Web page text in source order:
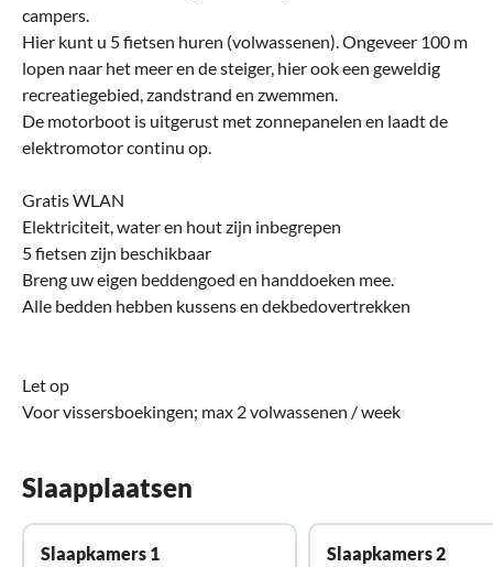
campers.
Hier kunt u 5 fietsen huren (volwassenen). Ongeveer 100 m
lopen naar het meer en de steiger, hier ook een geweldig
recreatiegebied, zandstrand en zwemmen.
De motorboot is uitgerust met zonnepanelen en laadt de
elektromotor continu op.
Gratis WLAN
Elektriciteit, water en hout zijn inbegrepen
5 fietsen zijn beschikbaar
Breng uw eigen beddengoed en handdoeken mee.
Alle bedden hebben kussens en dekbedovertrekken
Let op
Voor vissersboekingen; max 2 volwassenen / week
Slaapplaatsen
Slaapkamers 1
Slaapkamers 2